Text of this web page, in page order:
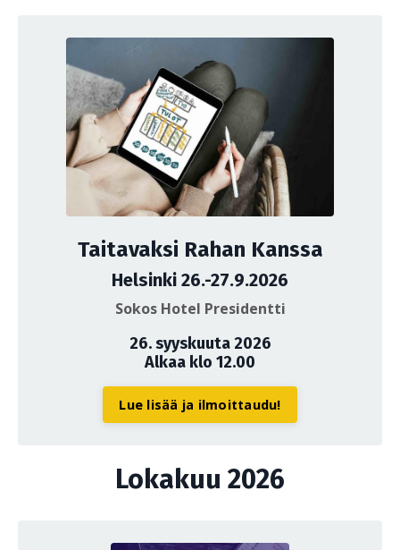
Taitavaksi Rahan Kanssa
Helsinki 26.-27.9.2026
Sokos Hotel Presidentti
26. syyskuuta 2026
Alkaa klo 12.00
Lue lisää ja ilmoittaudu!
Lokakuu 2026